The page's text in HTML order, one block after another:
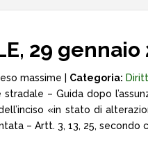
29 gennaio
massime | Categoria:
stradale – Guida dopo
«in stato di
– Artt. 3, 13, 25, secondo